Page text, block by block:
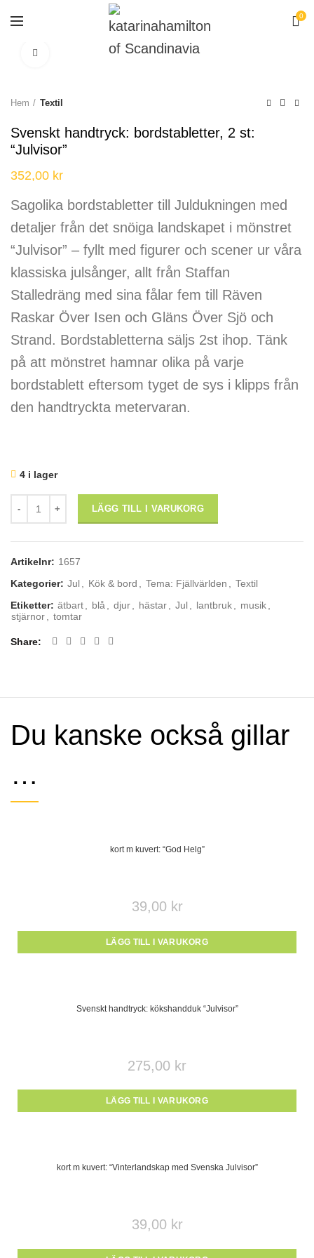
0
Click to enlarge
Hem Textil
Svenskt handtryck: bordstabletter, 2 st:
“Julvisor”
352,00 kr
Sagolika bordstabletter till Juldukningen med
detaljer från det snöiga landskapet i mönstret
“Julvisor” – fyllt med figurer och scener ur våra
klassiska julsånger, allt från Staffan
Stalledräng med sina fålar fem till Räven
Raskar Över Isen och Gläns Över Sjö och
Strand. Bordstabletterna säljs 2st ihop. Tänk
på att mönstret hamnar olika på varje
bordstablett eftersom tyget de sys i klipps från
den handtryckta metervaran.
4 i lager
Svenskt handtryck: bordstabletter, 2 st: "Julvisor" mängd
LÄGG TILL I VARUKORG
Artikelnr: 1657
Kategorier: Jul Kök & bord Tema: Fjällvärlden
Textil
Etiketter: ätbart blå djur hästar Jul lantbruk musik
stjärnor
tomtar
Share
Du kanske också gillar
…
kort m kuvert: “God Helg”
39,00 kr
LÄGG TILL I VARUKORG
Svenskt handtryck: kökshandduk “Julvisor”
275,00 kr
LÄGG TILL I VARUKORG
kort m kuvert: “Vinterlandskap med Svenska Julvisor”
39,00 kr